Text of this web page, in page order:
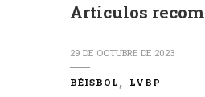
Artículos
29 DE OCTUBRE DE 2023
BÉISBOL LVBP